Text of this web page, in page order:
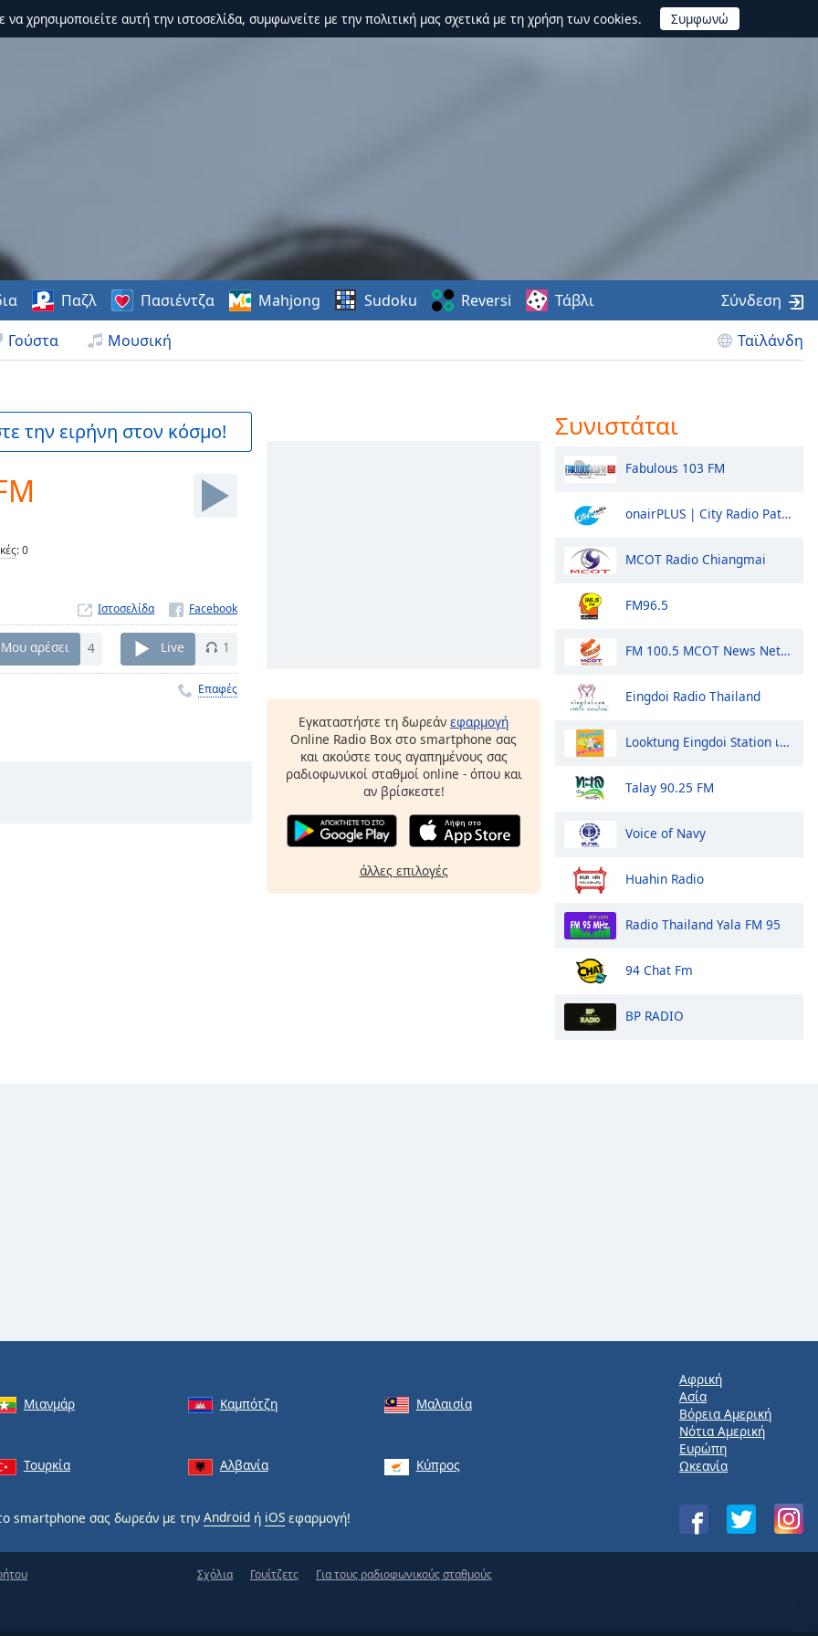
να χρησιμοποιείτε αυτή την ιστοσελίδα, συμφωνείτε με την πολιτική μας σχετικά με τη χρήση των cookies.
Γούστα Μουσική Ταϊλάνδη
Παζλ Πασιέντζα Mahjong Sudoku Reversi Τάβλι Σύνδεση
την ειρήνη στον κόσμο!
:0
Ιστοσελίδα
Μου αρέσει 4 Live 1
Επαφές
Εγκαταστήστε τη δωρεάν εφαρμογή
Online Radio Box στο smartphone σας
και ακούστε τους αγαπημένους σας
ραδιοφωνικοί σταθμοί online - όπου και
αν βρίσκεστε!
άλλες επιλογές
Συνιστάται
Fabulous 103 FM
onairPLUS | City Radio Pattaya
MCOT Radio Chiangmai
FM96.5
FM 100.5 MCOT News Network
Eingdoi Radio Thailand
Looktung Eingdoi Station เพลงลูกทุ่ง เพื่อชีวิต
Talay 90.25 FM
Voice of Navy
Huahin Radio
Radio Thailand Yala FM 95
94 Chat Fm
BP RADIO
Μιανμάρ Καμπότζη Μαλαισία
Τουρκία Αλβανία Κύπρος
smartphone σας δωρεάν με την Android ή iOS εφαρμογή!
Αφρική
Ασία
Βόρεια Αμερική
Νότια Αμερική
Ευρώπη
Ωκεανία
Σχόλια Γουίτζετς Για τους ραδιοφωνικούς σταθμούς